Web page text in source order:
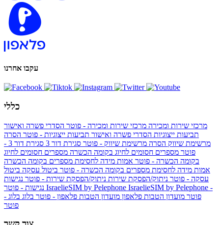
עקבו אחרנו
כללי
מרכזי שירות ומכירה מרכזי שירות ומכירה - פוטר הסדרי פשרה ואישור
תביעות ייצוגיות הסדרי פשרה ואישור תביעות ייצוגיות - פוטר הסרה
מרשימת שיווק הסרה מרשימת שיווק - פוטר סגירת דור 3
סגירת דור 3 -
פוטר מספרים חסומים לחיוג בקומה הכשרה מספרים חסומים לחיוג
בקומה הכשרה - פוטר אמות מידה לחסימת מספרים בקומה הכשרה
אמות מידה לחסימת מספרים בקומה הכשרה - פוטר ביטול עסקה ביטול
עסקה - פוטר ניתוק/הפסקת שירות ניתוק/הפסקת שירות - פוטר נגישות
IsraelieSIM by Pelephone IsraelieSIM by Pelephone -
פוטר מועדון הטבות פלאפון מועדון הטבות פלאפון - פוטר בלוג בלוג -
פוטר